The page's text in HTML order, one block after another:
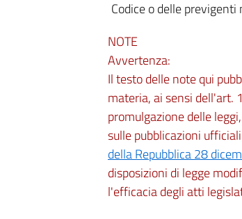
Codice o delle
NOTE
Avvertenza:
Il testo delle note qui
materia, ai sensi dell'art.
promulgazione delle
sulle pubblicazioni
della Repubblica 28
disposizioni di legge
l'efficacia degli atti